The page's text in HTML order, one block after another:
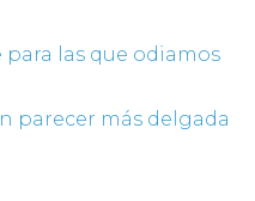
para las que odiamos
parecer más delgada